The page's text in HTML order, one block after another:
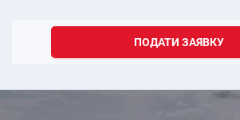
ПОДАТИ ЗАЯВКУ